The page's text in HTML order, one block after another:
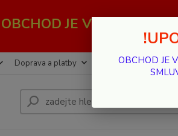
OBCHOD JE V PROVOZU
Doprava a platby KontaktyOBCHOD JE